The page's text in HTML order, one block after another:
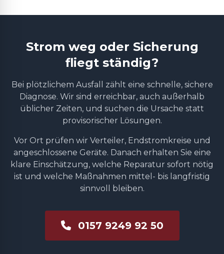
Strom weg oder Sicherung
fliegt ständig?
Bei plötzlichem Ausfall zählt eine schnelle, sichere
Diagnose. Wir sind erreichbar, auch außerhalb
üblicher Zeiten, und suchen die Ursache statt
provisorischer Lösungen.
Vor Ort prüfen wir Verteiler, Endstromkreise und
angeschlossene Geräte. Danach erhalten Sie eine
klare Einschätzung, welche Reparatur sofort nötig
ist und welche Maßnahmen mittel- bis langfristig
sinnvoll bleiben.
0157 9249 92 50